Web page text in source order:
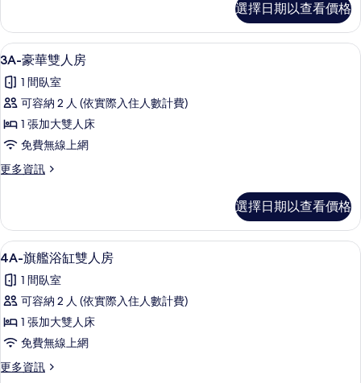
的
所
有
相
片
風
雙
人
的
詳
選擇日期以查看價格
顯
示
3A-
豪
華
雙
人
的
所
有
相
片
3A-豪華雙人房 | 書桌、隔音、免費無
5
3A-豪華雙人房
1 間臥室
可容納 2 人 (依實際入住人數計費)
1 張加大雙人床
免費無線上網
更多資訊
更
華
雙
人
的
詳
選擇日期以查看價格
顯
示
4A-
旗
艦
浴
缸
4A-旗艦浴缸雙人房 | 書桌、隔音、免
5
4A-旗艦浴缸雙人房
1 間臥室
可容納 2 人 (依實際入住人數計費)
1 張加大雙人床
免費無線上網
更多資訊
更